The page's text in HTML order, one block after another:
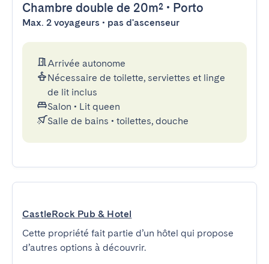
Chambre double de 20m² • Porto
Max. 2 voyageurs • pas d'ascenseur
Arrivée autonome
Nécessaire de toilette, serviettes et linge
de lit inclus
Salon • Lit queen
Salle de bains • toilettes, douche
CastleRock Pub & Hotel
Cette propriété fait partie d’un hôtel qui propose
d’autres options à découvrir.